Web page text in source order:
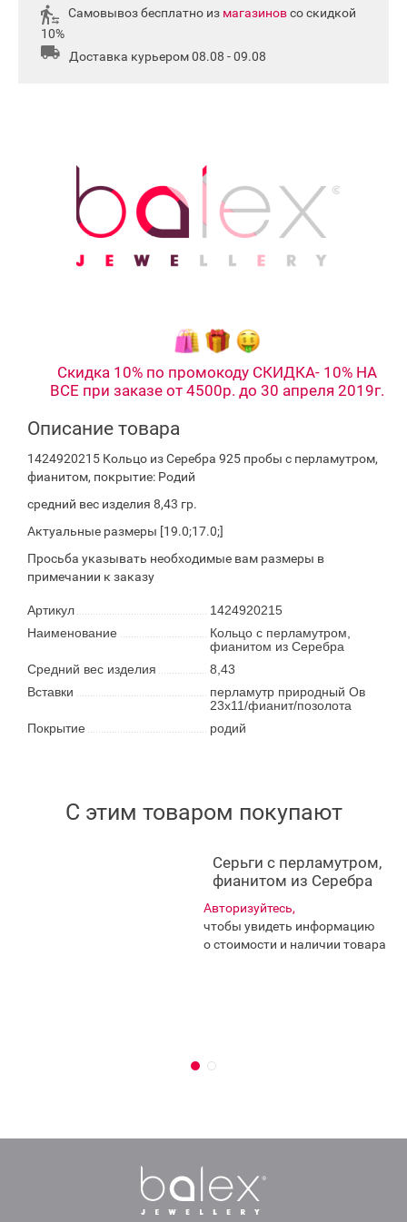
Самовывоз бесплатно из магазиновсо скидкой
10%
Доставка курьером 08.08 - 09.08
Скидка 10% по промокоду СКИДКА- 10% НА
ВСЕ при заказе от 4500р. до 30 апреля 2019г.
Описание товара
1424920215 Кольцо из Серебра 925 пробы с перламутром,
фианитом, покрытие: Родий
средний вес изделия 8,43 гр.
Актуальные размеры [19.0;17.0;]
Просьба указывать необходимые вам размеры в
примечании к заказу
Артикул
1424920215
Наименование
Кольцо с перламутром,
фианитом из Серебра
Средний вес изделия
8,43
Вставки
перламутр природный Ов
23х11/фианит/позолота
Покрытие
родий
С этим товаром покупают
Серьги с перламутром,
фианитом из Серебра
Авторизуйтесь,
чтобы увидеть информацию
о стоимости и наличии товара